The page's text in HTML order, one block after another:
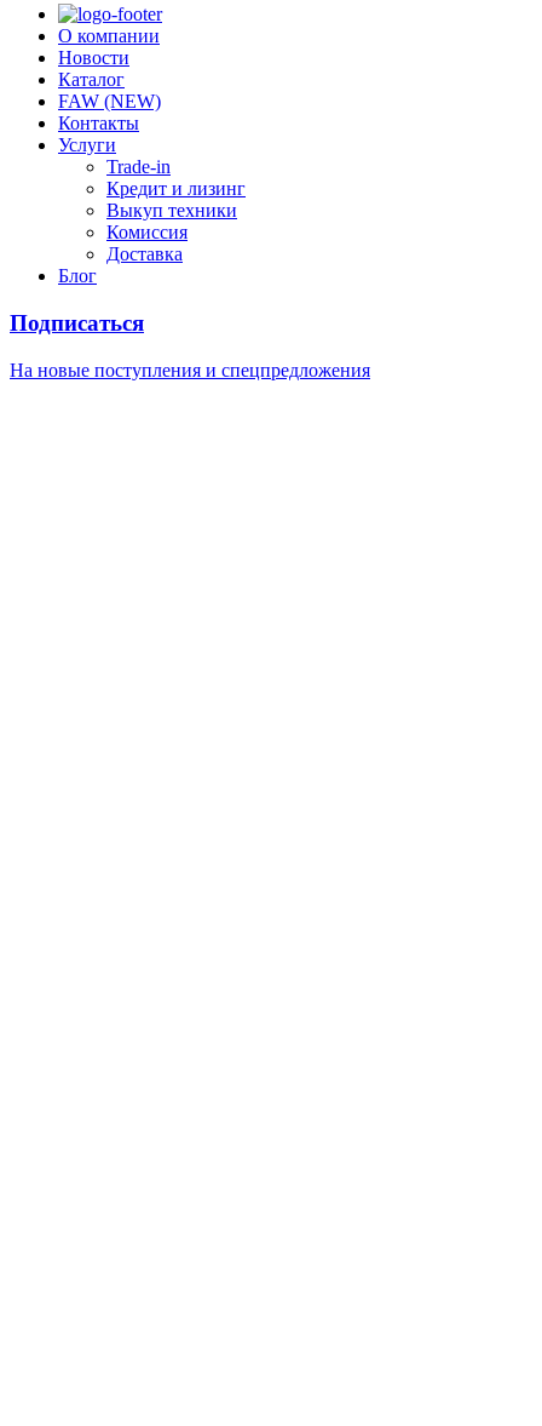
О компании
Новости
Каталог
FAW (NEW)
Контакты
Услуги
Trade-in
Кредит и лизинг
Выкуп техники
Комиссия
Доставка
Блог
Подписаться
На новые поступления и спецпредложения